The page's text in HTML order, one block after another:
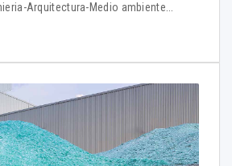
Arquitectura-Medio ambiente
SAINT-GOBAIN en Tectónica